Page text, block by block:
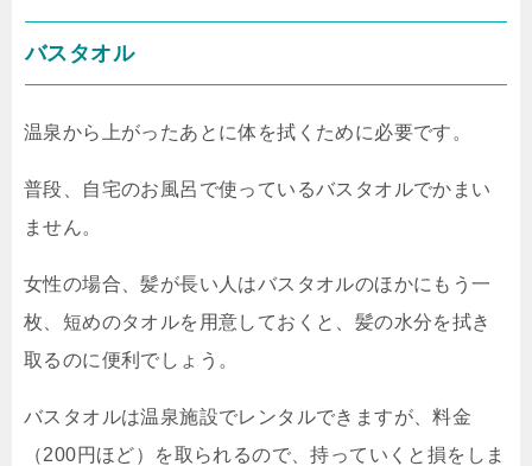
バスタオル
温泉から上がったあとに体を拭くために必要です。
普段、自宅のお風呂で使っているバスタオルでかまい
ません。
女性の場合、髪が長い人はバスタオルのほかにもう一
枚、短めのタオルを用意しておくと、髪の水分を拭き
取るのに便利でしょう。
バスタオルは温泉施設でレンタルできますが、料金
（200円ほど）を取られるので、持っていくと損をしま